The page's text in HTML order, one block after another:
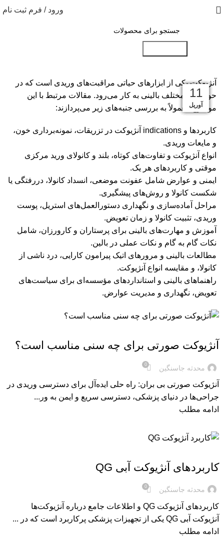
ورود / فرم ثبت نام
آنژیوکت یکی از ابزارهای حیاتی مراقبت‌های وریدی است که در
حوزه‌های مختلف بالینی به کار می‌رود. مقالات مرتبط با این
موضوع معمولاً به بررسی جنبه‌های زیر می‌پردازند:
کاربردها و indications آنژیوکت در تزریقات، نمونه‌برداری خون،
و مایعات وریدی.
انواع آنژیوکت و تفاوت‌های کوتاه، بلند و کانولای ورید مرکزی
موقتی و کاربردهای هر یک.
ایمنی و عوارض شامل عفونت موضعی، انسداد کانولا، دررفتگی یا
شکست کانولا و روش‌های پیشگیری.
مراحل آماده‌سازی و نگهداری دستورالعمل‌های استریل، پوست
وریدی، تثبیت کانولا و زمان تعویض.
آموزش و مهارت‌های بالینی برای پرستاران و کارورزان، شامل
نکات گام به گام و نکات عملی در بالین.
مطالعات بالینی و مرورهای اتیک پیرامون کارایی، درد ناشی از
کانولا، و مقایسه انواع آنژیوکت.
راهنماهای بالینی و استانداردهای مؤسسه‌ای برای سیاست‌های
تعویض، نگهداری و مدیریت عوارض.
14
سپتامبر
آنژیوکت صورتی برای چه سنی مناسب است؟
محدثه جاسنگین 0
آنژیوکت صورتی بی بران: راه حلی ایده‌آل برای دسترسی وریدی در
جراحی‌ها در دنیای پزشکی، دسترسی سریع و ایمن به ور...
ادامه مطلب
16
جولای
کاربردهای آنژیوکت آبی QG
محدثه جاسنگین 0
کاربردهای آنژیوکت QG و اطلاعات جامع درباره آنژیوکت‌ها
آنژیوکت آبی QG یکی از تجهیزات پزشکی پرکاربرد است که در ...
ادامه مطلب
25
ژوئن
11
ژوئن
29
مه
15
مه
11
مه
11
آوریل